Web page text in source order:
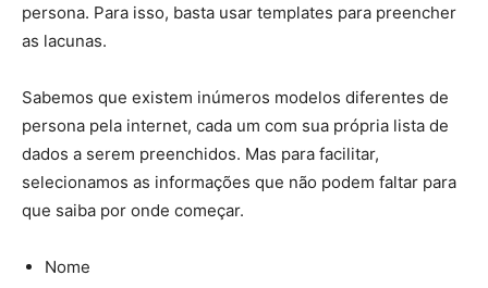
persona. Para isso, basta usar templates para preencher
as lacunas.
Sabemos que existem inúmeros modelos diferentes de
persona pela internet, cada um com sua própria lista de
dados a serem preenchidos. Mas para facilitar,
selecionamos as informações que não podem faltar para
que saiba por onde começar.
Nome